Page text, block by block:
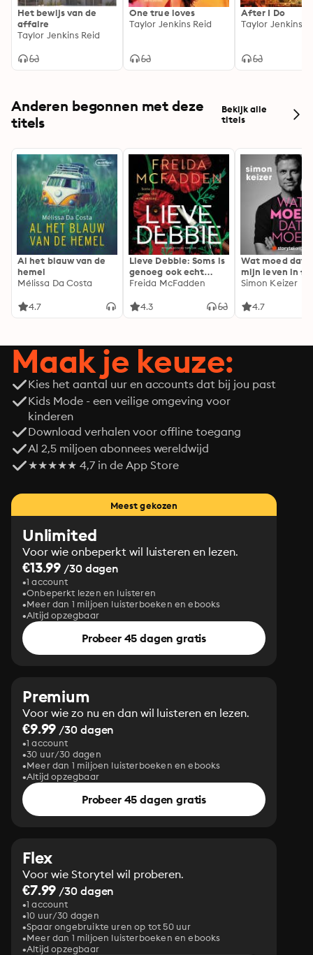
Het bewijs van de
affaire
Taylor Jenkins Reid
One true loves
Taylor Jenkins Reid
After I Do
Taylor Jenkins
Anderen begonnen met deze
titels
Bekijk alle
titels
Al het blauw van de
hemel
Mélissa Da Costa
4.7
Lieve Debbie: Soms is
genoeg ook echt
genoeg...
Freida McFadden
4.3
Wat moed dat
mijn leven in
Simon Keizer
4.7
Maak je keuze:
Kies het aantal uur en accounts dat bij jou past
Kids Mode - een veilige omgeving voor
kinderen
Download verhalen voor offline toegang
Al 2,5 miljoen abonnees wereldwijd
★★★★★ 4,7 in de App Store
Meest gekozen
Unlimited
Voor wie onbeperkt wil luisteren en lezen.
€13.99 /30 dagen
1 account
Onbeperkt lezen en luisteren
Meer dan 1 miljoen luisterboeken en ebooks
Altijd opzegbaar
Probeer 45 dagen gratis
Premium
Voor wie zo nu en dan wil luisteren en lezen.
€9.99 /30 dagen
1 account
30 uur/30 dagen
Meer dan 1 miljoen luisterboeken en ebooks
Altijd opzegbaar
Probeer 45 dagen gratis
Flex
Voor wie Storytel wil proberen.
€7.99 /30 dagen
1 account
10 uur/30 dagen
Spaar ongebruikte uren op tot 50 uur
Meer dan 1 miljoen luisterboeken en ebooks
Altijd opzegbaar